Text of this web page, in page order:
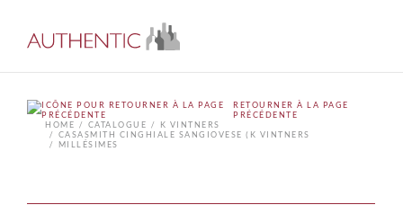
RETOURNER À LA PAGE
PRÉCÉDENTE
HOME
CATALOGUE
K VINTNERS
CASASMITH CINGHIALE SANGIOVESE (K VINTNERS
MILLÉSIMES